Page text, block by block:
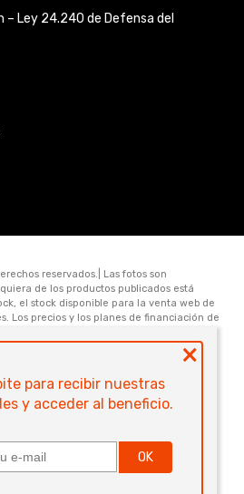
– Ley 24.240 de Defensa del
×
para recibir nuestras
y acceder al beneficio.
OK
reservados.| Las fotos son
de los productos publicados está
el stock disponible para la venta web de
Los precios y los planes de financiación de
) son válidos únicamente para
técnicas y descripciones están
Electrónica Megatone S.R.L. Ruta
Santa Fe. Provincia de Santa Fe